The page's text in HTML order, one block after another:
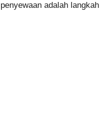
penyewaan adalah